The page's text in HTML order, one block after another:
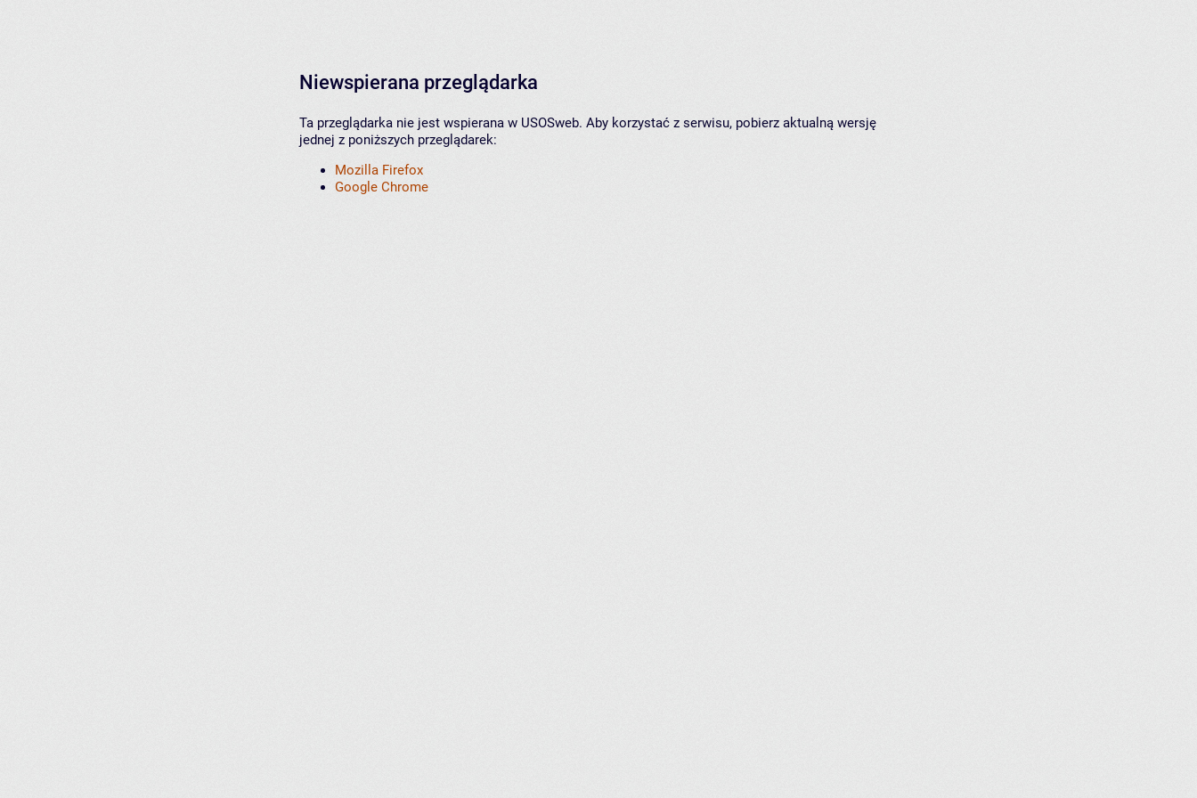
Niewspierana przeglądarka
Ta przeglądarka nie jest wspierana w USOSweb. Aby korzystać z serwisu, pobierz aktualną wersję
jednej z poniższych przeglądarek:
Mozilla Firefox
Google Chrome